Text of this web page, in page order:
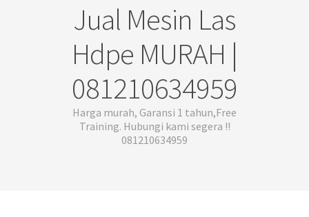
Jual Mesin Las
Hdpe MURAH |
081210634959
Harga murah, Garansi 1 tahun,Free
Training. Hubungi kami segera !!
081210634959